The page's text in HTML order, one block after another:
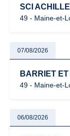
SCI
49 - Maine-et-
07/08/2026
BARRIET
49 - Maine-et-
06/08/2026